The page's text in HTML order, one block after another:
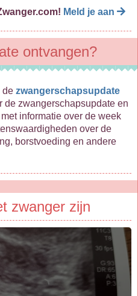
Meld je aan
ontvangen?
de zwangerschapsupdate
de zwangerschapsupdate en
informatie over de week
over de
borstvoeding en andere
zwanger zijn